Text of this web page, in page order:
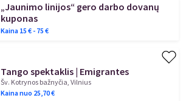
„Jaunimo linijos“ gero darbo dovanų
kuponas
Kaina 15 € - 75 €
Tango spektaklis | Emigrantes
Šv. Kotrynos bažnyčia, Vilnius
Kaina nuo 25,70€